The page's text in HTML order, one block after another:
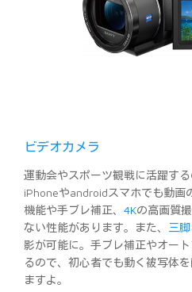
ビデオカメラ
運動会やスポーツ観戦に活躍する
iPhoneやandroidスマホでも動画
機能や手ブレ補正、 4Kの高画質
ない性能があります。また、
三
影が可能に。手ブレ補正やオー
るので、初心者でも動く被写体
ますよ。